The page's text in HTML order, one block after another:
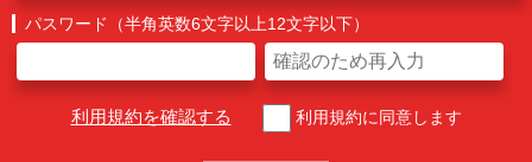
パスワード（半角英数6文字以上12文字以下）
利用規約を確認する 利用規約に同意します